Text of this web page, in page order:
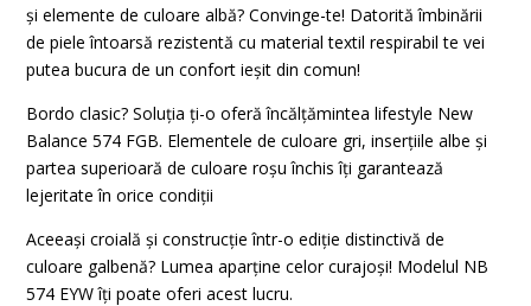
și elemente de culoare albă? Convinge-te! Datorită îmbinării
de piele întoarsă rezistentă cu material textil respirabil te vei
putea bucura de un confort ieșit din comun!
Bordo clasic? Soluția ți-o oferă încălțămintea lifestyle New
Balance 574 FGB. Elementele de culoare gri, inserțiile albe și
partea superioară de culoare roșu închis îți garantează
lejeritate în orice condiții
Aceeași croială și construcție într-o ediție distinctivă de
culoare galbenă? Lumea aparține celor curajoși! Modelul NB
574 EYW îți poate oferi acest lucru.